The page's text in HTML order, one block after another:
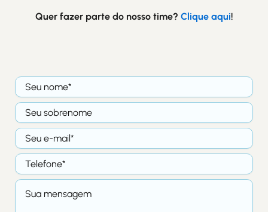
Quer fazer parte do nosso time? Clique aqui!